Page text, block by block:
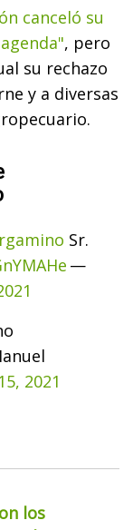
canceló su
, pero
su rechazo
y a diversas
Sr.
—
2021
los